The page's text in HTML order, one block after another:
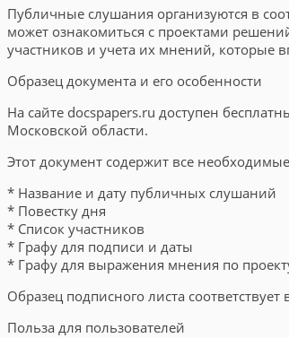
Публичные слушания организуются в
может ознакомиться с проектами
участников и учета их мнений,
Образец документа и его особенности
На сайте docspapers.ru доступен
Московской области.
Этот документ содержит все
* Название и дату публичных слушаний
* Повестку дня
* Список участников
* Графу для подписи и даты
* Графу для выражения мнения по
Образец подписного листа
Польза для пользователей